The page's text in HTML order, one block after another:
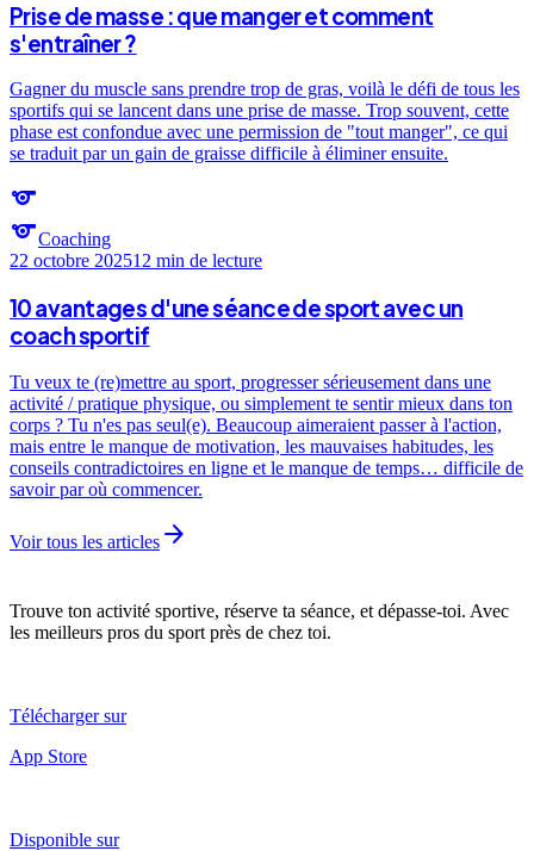
Prise de masse : que manger et comment
s'entraîner ?
Gagner du muscle sans prendre trop de gras, voilà le défi de tous les
sportifs qui se lancent dans une prise de masse. Trop souvent, cette
phase est confondue avec une permission de "tout manger", ce qui
se traduit par un gain de graisse difficile à éliminer ensuite.
sports
sportsCoaching
22 octobre 202512 min de lecture
10 avantages d'une séance de sport avec un
coach sportif
Tu veux te (re)mettre au sport, progresser sérieusement dans une
activité / pratique physique, ou simplement te sentir mieux dans ton
corps ? Tu n'es pas seul(e). Beaucoup aimeraient passer à l'action,
mais entre le manque de motivation, les mauvaises habitudes, les
conseils contradictoires en ligne et le manque de temps… difficile de
savoir par où commencer.
Voir tous les articles arrow_forward
Trouve ton activité sportive, réserve ta séance, et dépasse-toi. Avec
les meilleurs pros du sport près de chez toi.
Télécharger sur
App Store
Disponible sur